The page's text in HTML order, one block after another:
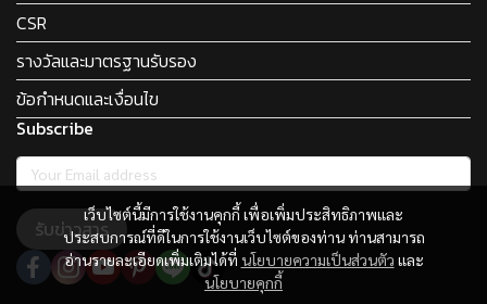
เว็บไซต์นี้มีการใช้งานคุกกี้ เพื่อเพิ่มประสิทธิภาพและ
ประสบการณ์ที่ดีในการใช้งานเว็บไซต์ของท่าน ท่านสามารถ
อ่านรายละเอียดเพิ่มเติมได้ที่ นโยบายความเป็นส่วนตัว และ
นโยบายคุกกี้
CSR
รางวัลและมาตรฐานรับรอง
ข้อกำหนดและเงื่อนไข
Subscribe
รับข่าวสาร